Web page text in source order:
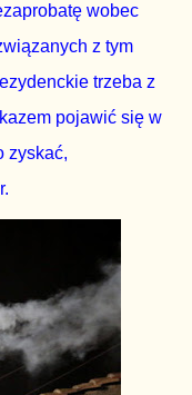
wobec
z tym
trzeba z
pojawić się w
zyskać,